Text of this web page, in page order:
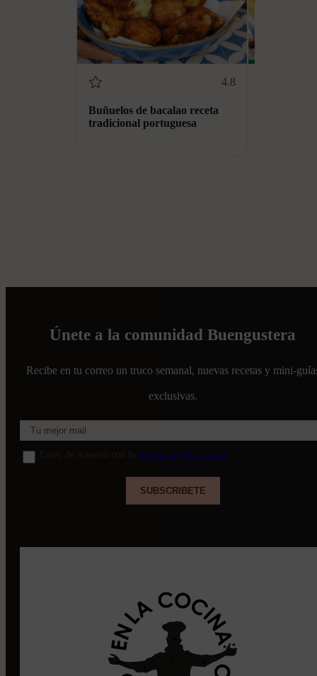
4.8
Buñuelos de bacalao receta
tradicional portuguesa
Únete a la comunidad Buengustera
Recibe en tu correo un truco semanal, nuevas recetas y mini-
exclusivas.
Política de Privacidad